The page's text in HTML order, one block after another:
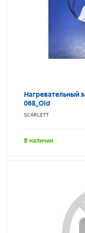
Нагревательный
068_Old
SCARLETT
В наличии